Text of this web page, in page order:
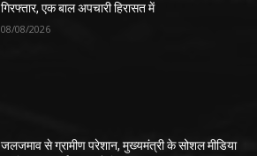
गिरफ्तार, एक बाल अपचारी हिरासत में
08/08/2026
जलजमाव से ग्रामीण परेशान, मुख्यमंत्री के सोशल मीडिया